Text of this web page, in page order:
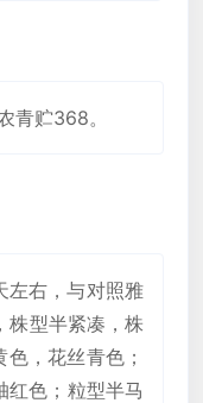
青贮368。
左右，与对照雅
株型半紧凑，株
，花丝青色；
红色；粒型半马